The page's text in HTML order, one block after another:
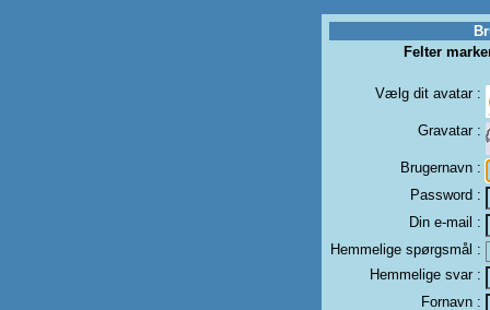
Felter
Vælg dit avatar :
Gravatar :
Brugernavn :
Password :
Din e-mail :
Hemmelige spørgsmål :
Hemmelige svar :
Fornavn :